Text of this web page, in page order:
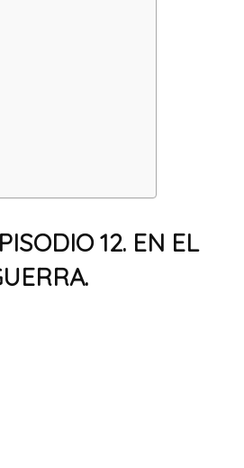
12. EN EL